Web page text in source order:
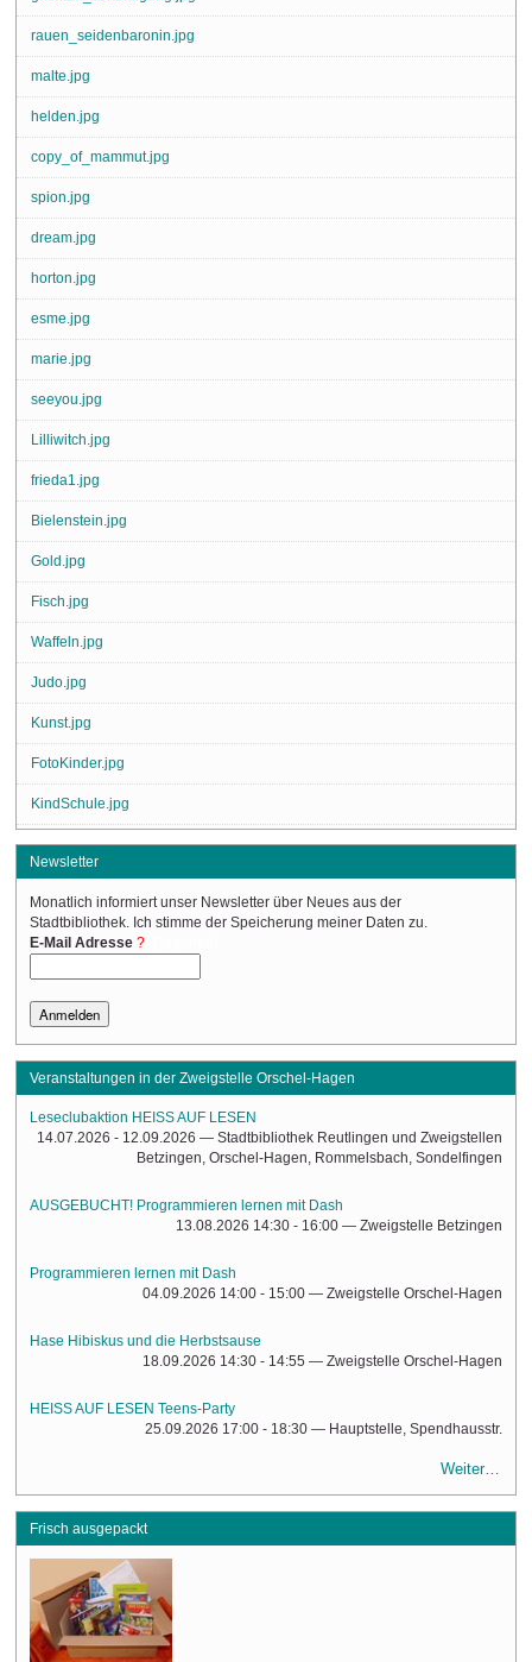
rauen_seidenbaronin.jpg
malte.jpg
helden.jpg
copy_of_mammut.jpg
spion.jpg
dream.jpg
horton.jpg
esme.jpg
marie.jpg
seeyou.jpg
Lilliwitch.jpg
frieda1.jpg
Bielenstein.jpg
Gold.jpg
Fisch.jpg
Waffeln.jpg
Judo.jpg
Kunst.jpg
FotoKinder.jpg
KindSchule.jpg
Newsletter
Monatlich informiert unser Newsletter über Neues aus der
Stadtbibliothek. Ich stimme der Speicherung meiner Daten zu.
E-Mail Adresse
Veranstaltungen in der Zweigstelle Orschel-Hagen
Leseclubaktion HEISS AUF LESEN
14.07.2026 - 12.09.2026 — Stadtbibliothek Reutlingen und Zweigstellen
Betzingen, Orschel-Hagen, Rommelsbach, Sondelfingen
AUSGEBUCHT! Programmieren lernen mit Dash
13.08.2026 14:30 - 16:00 — Zweigstelle Betzingen
Programmieren lernen mit Dash
04.09.2026 14:00 - 15:00 — Zweigstelle Orschel-Hagen
Hase Hibiskus und die Herbstsause
18.09.2026 14:30 - 14:55 — Zweigstelle Orschel-Hagen
HEISS AUF LESEN Teens-Party
25.09.2026 17:00 - 18:30 — Hauptstelle, Spendhausstr.
Weiter…
Frisch ausgepackt